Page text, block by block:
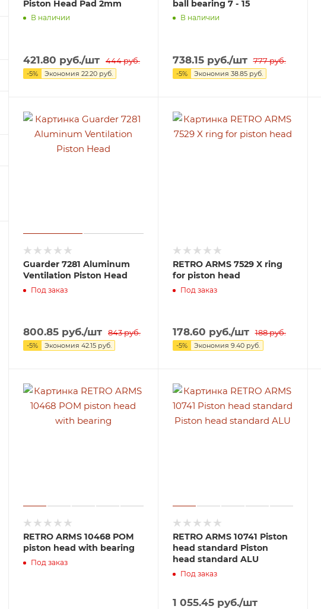
Piston Head Pad 2mm
В наличии
421.80 руб./шт 444руб.
-5% Экономия 22.20 руб.
ball bearing 7 - 15
В наличии
738.15руб./шт 777руб.
-5% Экономия 38.85руб.
Guarder 7281 Aluminum
Ventilation Piston Head
Под заказ
800.85 руб./шт 843руб.
-5% Экономия 42.15 руб.
RETRO ARMS 7529 X ring
for piston head
Под заказ
178.60 руб./шт 188руб.
-5% Экономия 9.40руб.
RETRO ARMS 10468 POM
piston head with bearing
Под заказ
RETRO ARMS 10741 Piston
head standard Piston
head standard ALU
Под заказ
1 055.45руб./шт